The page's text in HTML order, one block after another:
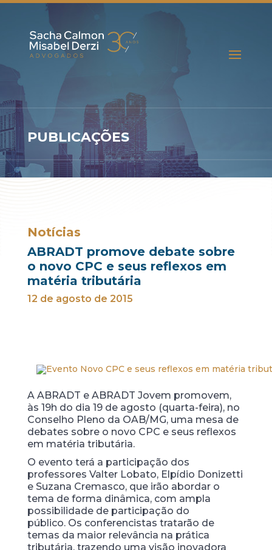
PUBLICAÇÕES
Notícias
ABRADT promove debate sobre
o novo CPC e seus reflexos em
matéria tributária
12 de agosto de 2015
A ABRADT e ABRADT Jovem promovem,
às 19h do dia 19 de agosto (quarta-feira), no
Conselho Pleno da OAB/MG, uma mesa de
debates sobre o novo CPC e seus reflexos
em matéria tributária.
O evento terá a participação dos
professores Valter Lobato, Elpídio Donizetti
e Suzana Cremasco, que irão abordar o
tema de forma dinâmica, com ampla
possibilidade de participação do
público. Os conferencistas tratarão de
temas da maior relevância na prática
tributária, trazendo uma visão inovadora